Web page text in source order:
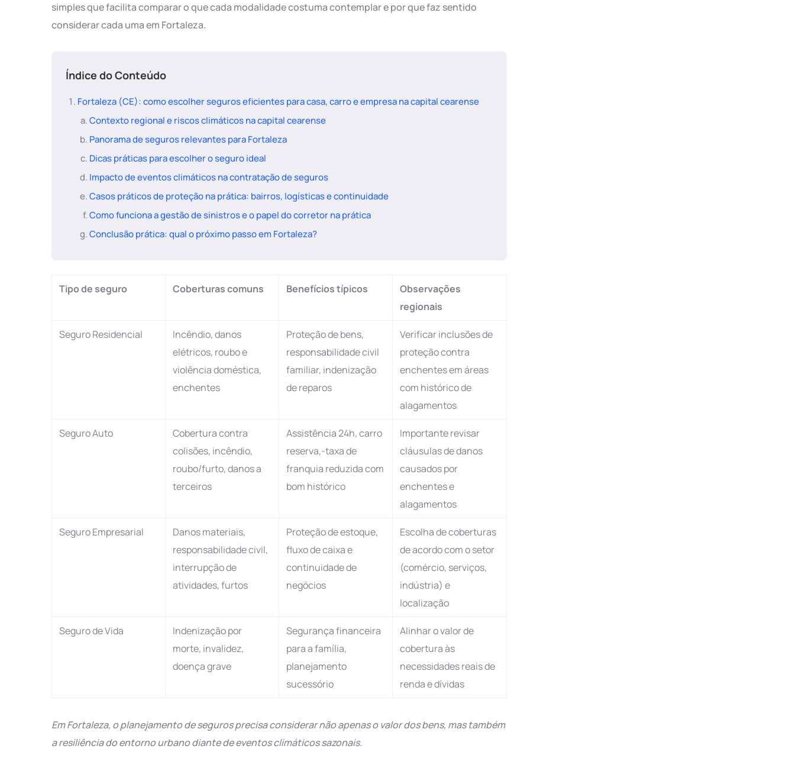
simples que facilita comparar o que cada modalidade costuma contemplar e por que faz sentido
considerar cada uma em Fortaleza.
Índice do Conteúdo
Fortaleza (CE): como escolher seguros eficientes para casa, carro e empresa na capital cearense
Contexto regional e riscos climáticos na capital cearense
Panorama de seguros relevantes para Fortaleza
Dicas práticas para escolher o seguro ideal
Impacto de eventos climáticos na contratação de seguros
Casos práticos de proteção na prática: bairros, logísticas e continuidade
Como funciona a gestão de sinistros e o papel do corretor na prática
Conclusão prática: qual o próximo passo em Fortaleza?
Tipo de seguro Coberturas comuns Benefícios típicos
Observações
regionais
Seguro Residencial
Incêndio, danos
elétricos, roubo e
violência doméstica,
enchentes
Proteção de bens,
responsabilidade civil
familiar, indenização
de reparos
Verificar inclusões de
proteção contra
enchentes em áreas
com histórico de
alagamentos
Seguro Auto
Cobertura contra
colisões, incêndio,
roubo/furto, danos a
terceiros
Assistência 24h, carro
reserva,-taxa de
franquia reduzida com
bom histórico
Importante revisar
cláusulas de danos
causados por
enchentes e
alagamentos
Seguro Empresarial
Danos materiais,
responsabilidade civil,
interrupção de
atividades, furtos
Proteção de estoque,
fluxo de caixa e
continuidade de
negócios
Escolha de coberturas
de acordo com o setor
(comércio, serviços,
indústria) e
localização
Seguro de Vida
Indenização por
morte, invalidez,
doença grave
Segurança financeira
para a família,
planejamento
sucessório
Alinhar o valor de
cobertura às
necessidades reais de
renda e dívidas
Em Fortaleza, o planejamento de seguros precisa considerar não apenas o valor dos bens, mas também
a resiliência do entorno urbano diante de eventos climáticos sazonais.